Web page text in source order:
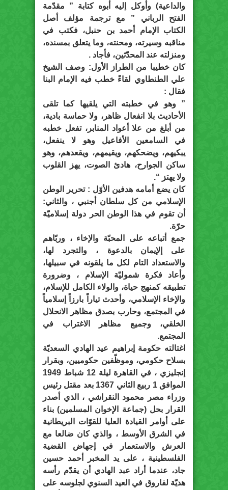
والداعية) وأوكل إليه أبوه كتابة ” مقدّمة
الفتح الرباني ” مع ترجمة مؤلف أصل
الكتاب الإمام أحمد بن حنبل، فكتب في
مناقبه وسيرته، ومحنته، وما يتعلق بمسنده،
ومنزلته عند المحدّثين، فأجاد .
كان خطيبا من الطراز الأول: وصف الشيخ
علي الطنطاوي لقاءً خطب فيه الإمام البنا
فقال :
” وهو في خطبته التي يلقيها كما تلقى
الأحاديث بلا انفعال ظاهر، ولا حماسة بادية،
من أبلغ من علا أعواد المنابر، تفعل خطبه
في السامعين الأفاعيل وهو لا ينفعل،
يبكيهم، ويضحكهم، ويقيمهم، ويقعدهم، وهو
ساكن الجوارح، هادئ الصوت، يهز القلوب
ولا يهتز “.
كان يضع أمامه هدفين الأوّل : تحرير الوطن
الإسلامي من كل سلطان أجنبي ، والثاني:
أن تقوم في هذا الوطن الحر دولة إسلاميّة
حرّة.
جمع أتباعه على المحبّة والإخاء ، وربّاهم
على إلإيمان بالدعوة ، والتجرد لها،
والاستعداد التام لكل ما يلقونه في سبيلها،
وأعاد فكرة شموليّة الإسلام ، وضرورة
تطبيقه كمنهج حياة، والولاء الكامل للإسلام،
والإخاء الإسلامي، وأحدث تياراً بارزاً إسلامياً
في المجتمع، وحارب بصدق مظاهر الانحلال
الخلقي، وجميع مظاهر الاغتراب في
المجتمع.
اغتالته حكومة إبراهيم عيد الهادي السعديّة
بسلاح حكومي، وموظّفين حكوميين، وبقرار
إنجليزي ، في القاهرة ليلة 12 شباط 1949
الموافق 1 ربيع الثاني 1367 بعد مقتل رئيس
وزراء مصر محمود النقراشي ، الذي أصدر
القرار بحل (جماعة الإخوان المسلمين) بناء
على أوامر القيادة العليا للقوّات البريطانية
في الشرق الأوسط ، والذي كان ضالعا مع
العرش والاستعمار في إجهاض القضية
الفلسطينية ، على يد المخبر أحمد حسين
جاد، عندما أراد عبد الهادي أن يقدّم رأسه
هديّة لفاروق في العيد السنوي لجلوسه على